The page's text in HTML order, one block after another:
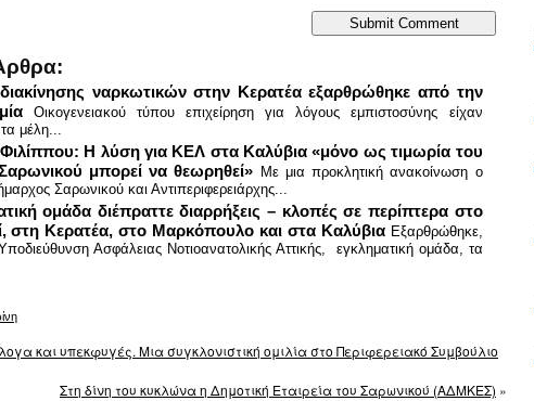
ναρκωτικών στην Κερατέα εξαρθρώθηκε από την
Οικογενειακού τύπου επιχείρηση για λόγους εμπιστοσύνης είχαν
μέλη...
Η λύση για ΚΕΛ στα Καλύβια «μόνο ως τιμωρία του
μπορεί να θεωρηθεί»
Με μια προκλητική ανακοίνωση ο
Σαρωνικού και Αντιπεριφερειάρχης...
ομάδα διέπραττε διαρρήξεις – κλοπές σε περίπτερα στο
στη Κερατέα, στο Μαρκόπουλο και στα Καλύβια Εξαρθρώθηκε,
Ασφάλειας Νοτιοανατολικής Αττικής, εγκληματική ομάδα, τα
και υπεκφυγές. Μια συγκλονιστική ομιλία στο Περιφερειακό Συμβούλιο
Στη δίνη του κυκλώνα η Δημοτική Εταιρεία του Σαρωνικού (ΑΔΜΚΕΣ) »